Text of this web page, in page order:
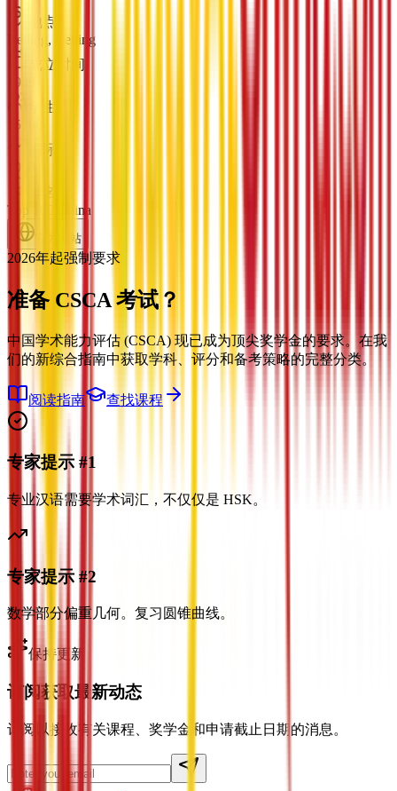
地点
Beijing, Beijing
成立时间
1949
学生
15000
国际
1000
排名
Top 100 China
官方网站
2026年起强制要求
准备 CSCA 考试？
中国学术能力评估 (CSCA) 现已成为顶尖奖学金的要求。在我
们的新综合指南中获取学科、评分和备考策略的完整分类。
阅读指南 查找课程
专家提示 #1
专业汉语需要学术词汇，不仅仅是 HSK。
专家提示 #2
数学部分偏重几何。复习圆锥曲线。
保持更新
订阅获取最新动态
订阅以接收有关课程、奖学金和申请截止日期的消息。